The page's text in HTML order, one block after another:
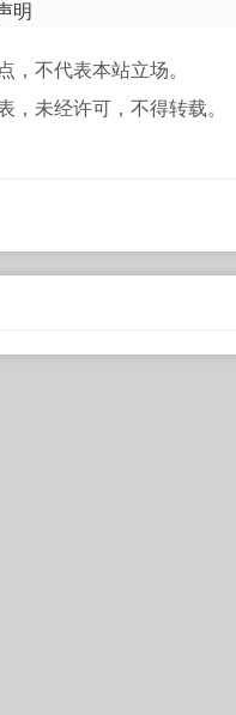
明
，不代表本站立场。
，未经许可，不得转载。